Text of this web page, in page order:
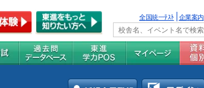
全国統一ﾃｽﾄ 企業案内